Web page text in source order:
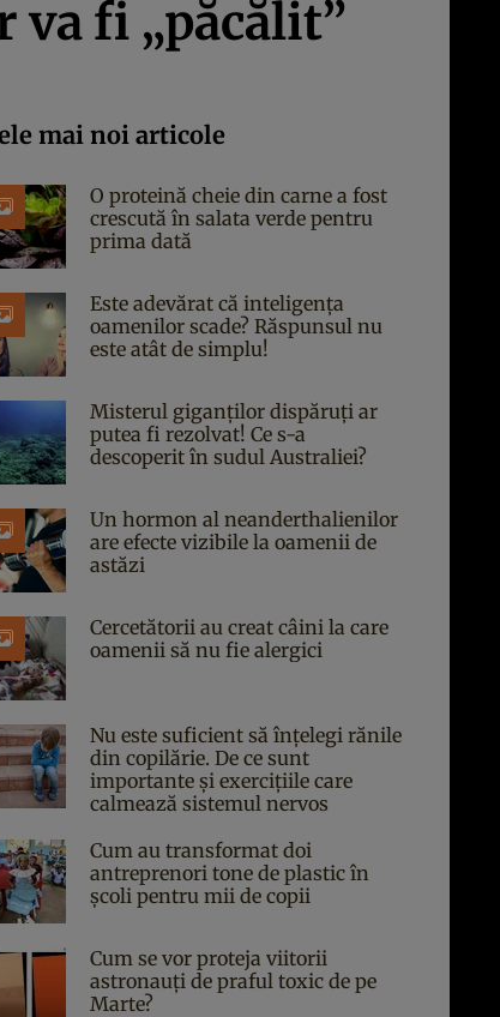
fi „păcălit”
mai noi articole
O proteină cheie din carne a fost
crescută în salata verde pentru
prima dată
Este adevărat că inteligența
oamenilor scade? Răspunsul nu
este atât de simplu!
Misterul giganților dispăruți ar
putea fi rezolvat! Ce s-a
descoperit în sudul Australiei?
Un hormon al neanderthalienilor
are efecte vizibile la oamenii de
astăzi
Cercetătorii au creat câini la care
oamenii să nu fie alergici
Nu este suficient să înțelegi rănile
din copilărie. De ce sunt
importante și exercițiile care
calmează sistemul nervos
Cum au transformat doi
antreprenori tone de plastic în
școli pentru mii de copii
Cum se vor proteja viitorii
astronauți de praful toxic de pe
Marte?